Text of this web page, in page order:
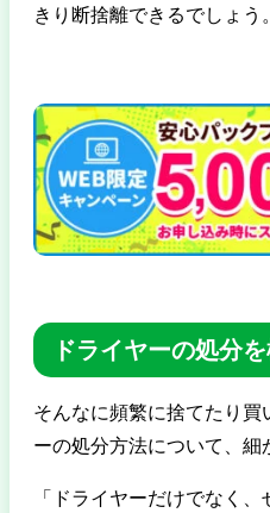
きり断捨離できるでしょう。
ドライヤーの処分
そんなに頻繁に捨てたり
ーの処分方法について、細
「ドライヤーだけでなく